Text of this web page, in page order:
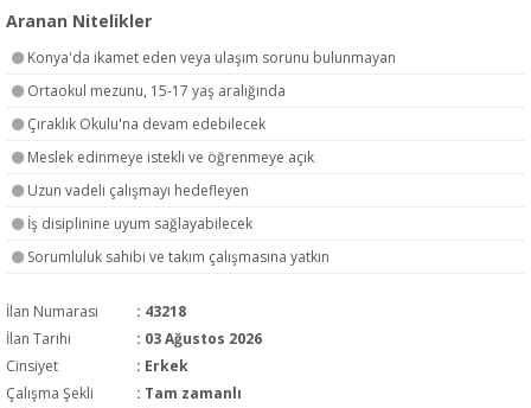
Aranan Nitelikler
Konya'da ikamet eden veya ulaşım sorunu bulunmayan
Ortaokul mezunu, 15-17 yaş aralığında
Çıraklık Okulu'na devam edebilecek
Meslek edinmeye istekli ve öğrenmeye açık
Uzun vadeli çalışmayı hedefleyen
İş disiplinine uyum sağlayabilecek
Sorumluluk sahibi ve takım çalışmasına yatkın
İlan Numarası
: 43218
İlan Tarihi
: 03 Ağustos 2026
Cinsiyet
: Erkek
Çalışma Şekli
: Tam zamanlı